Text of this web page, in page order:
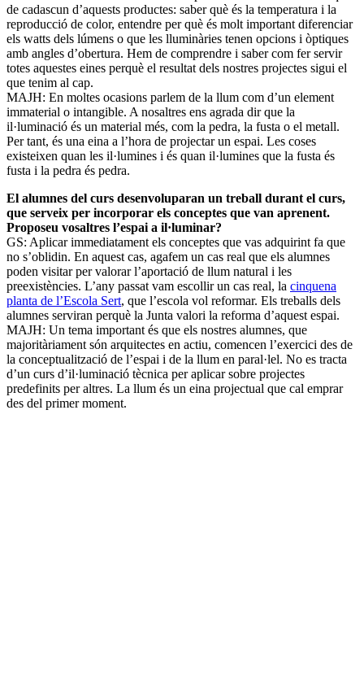
de cadascun d’aquests productes: saber què és la temperatura i la
reproducció de color, entendre per què és molt important diferenciar
els watts dels lúmens o que les lluminàries tenen opcions i òptiques
amb angles d’obertura. Hem de comprendre i saber com fer servir
totes aquestes eines perquè el resultat dels nostres projectes sigui el
que tenim al cap.
MAJH: En moltes ocasions parlem de la llum com d’un element
immaterial o intangible. A nosaltres ens agrada dir que la
il·luminació és un material més, com la pedra, la fusta o el metall.
Per tant, és una eina a l’hora de projectar un espai. Les coses
existeixen quan les il·lumines i és quan il·lumines que la fusta és
fusta i la pedra és pedra.
El alumnes del curs desenvoluparan un treball durant el curs,
que serveix per incorporar els conceptes que van aprenent.
Proposeu vosaltres l’espai a il·luminar?
GS: Aplicar immediatament els conceptes que vas adquirint fa que
no s’oblidin. En aquest cas, agafem un cas real que els alumnes
poden visitar per valorar l’aportació de llum natural i les
preexistències. L’any passat vam escollir un cas real, la cinquena
planta de l’Escola Sert, que l’escola vol reformar. Els treballs dels
alumnes serviran perquè la Junta valori la reforma d’aquest espai.
MAJH: Un tema important és que els nostres alumnes, que
majoritàriament són arquitectes en actiu, comencen l’exercici des de
la conceptualització de l’espai i de la llum en paral·lel. No es tracta
d’un curs d’il·luminació tècnica per aplicar sobre projectes
predefinits per altres. La llum és un eina projectual que cal emprar
des del primer moment.